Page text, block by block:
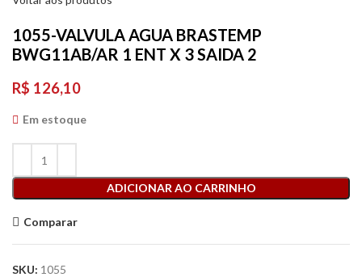
1055-VALVULA AGUA BRASTEMP
BWG11AB/AR 1 ENT X 3 SAIDA 2
R$ 126,10
Em estoque
ADICIONAR AO CARRINHO
Comparar
SKU: 1055